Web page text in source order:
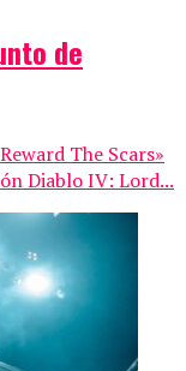
de
The Scars»
Diablo IV: Lord...